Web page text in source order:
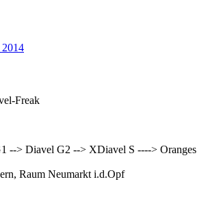
2014
--> Diavel G2 --> XDiavel S ----> Oranges
Raum Neumarkt i.d.Opf